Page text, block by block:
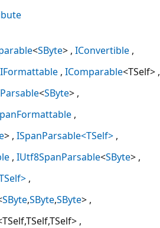
<SByte> IConvertible
IFormattable IComparable<TSelf>
<SByte>
> ISpanParsable<TSelf>
IUtf8SpanParsable<SByte>
SByte,SByte,SByte>